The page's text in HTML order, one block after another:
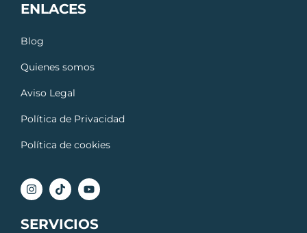
ENLACES
Blog
Quienes somos
Aviso Legal
Política de Privacidad
Política de cookies
SERVICIOS